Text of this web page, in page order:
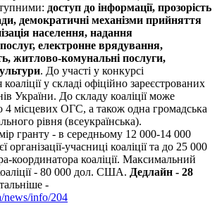
доступ до інформації, прозорість
демократичні механізми прийняття
населення, надання
електронне врядування,
житлово-комунальні послуги,
. До участі у конкурсі
у складі офіційно зареєстрованих
України. До складу коаліції може
4 місцевих ОГС, а також одна громадська
рівня (всеукраїнська).
гранту - в середньому 12 000-14 000
учасниці коаліції та до 25 000
координатора коаліції. Максимальний
- 80 000 дол. США. Дедлайн - 28
-
news/info/204